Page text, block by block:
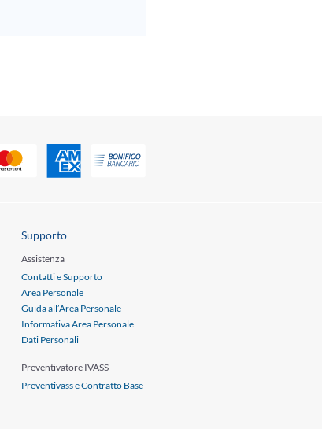
Supporto
Assistenza
Contatti e Supporto
Area Personale
Guida all’Area Personale
Informativa Area Personale
Dati Personali
Preventivatore IVASS
Preventivass e Contratto Base